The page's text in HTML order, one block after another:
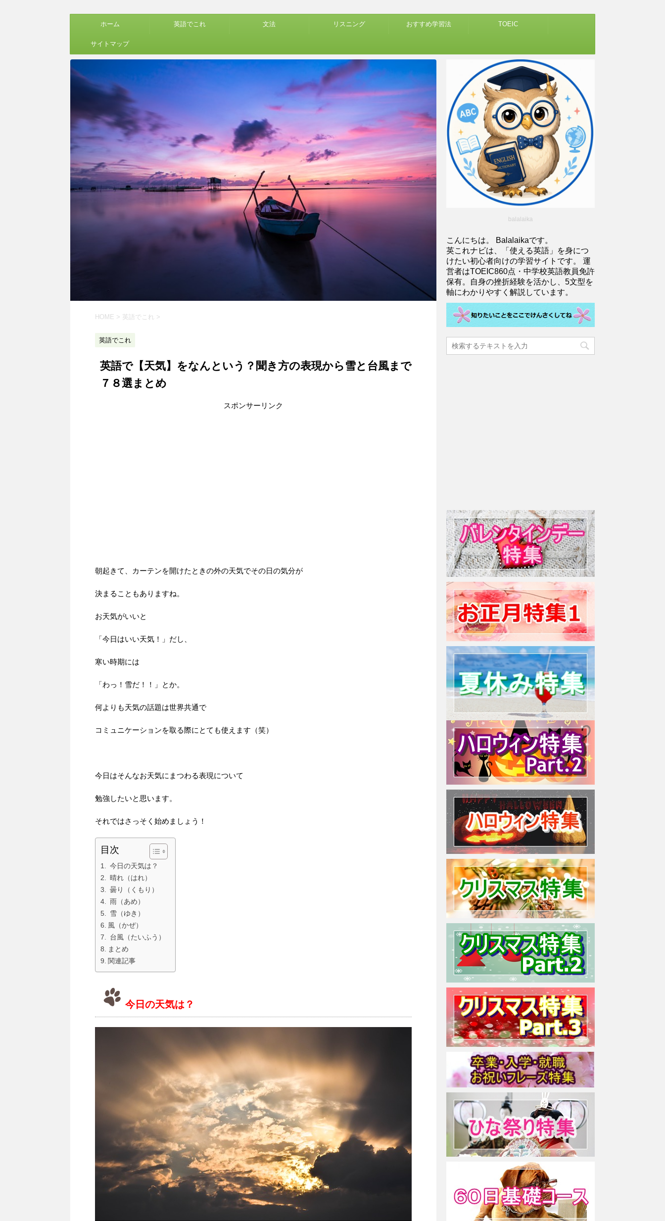
ホーム 英語でこれ 文法 リスニング おすすめ学習法 TOEIC
サイトマップ
HOME > 英語でこれ >
英語でこれ
英語で【天気】をなんという？聞き方の表現から雪と台風まで
７８選まとめ
スポンサーリンク
朝起きて、カーテンを開けたときの外の天気でその日の気分が
決まることもありますね。
お天気がいいと
「今日はいい天気！」だし、
寒い時期には
「わっ！雪だ！！」とか。
何よりも天気の話題は世界共通で
コミュニケーションを取る際にとても使えます（笑）
今日はそんなお天気にまつわる表現について
勉強したいと思います。
それではさっそく始めましょう！
目次
今日の天気は？
晴れ（はれ）
曇り（くもり）
雨（あめ）
雪（ゆき）
風（かぜ）
台風（たいふう）
まとめ
関連記事
今日の天気は？
balalaika
こんにちは。 Balalaikaです。
英これナビは、「使える英語」を身につ
けたい初心者向けの学習サイトです。 運
営者はTOEIC860点・中学校英語教員免許
保有。自身の挫折経験を活かし、5文型を
軸にわかりやすく解説しています。